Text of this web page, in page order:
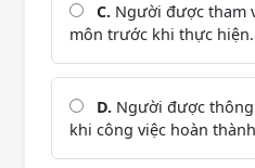
C. Người được tham
môn trước khi thực hiện.
D. Người được
khi công việc hoàn